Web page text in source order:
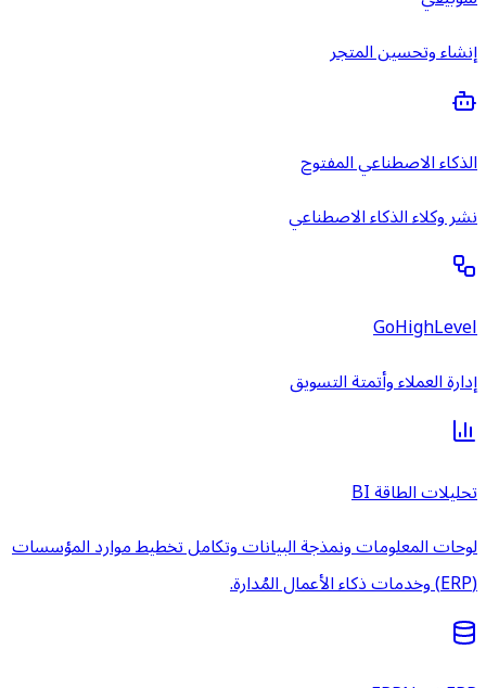
إنشاء وتحسين المتجر
الذكاء الاصطناعي المفتوح
نشر وكلاء الذكاء الاصطناعي
GoHighLevel
إدارة العملاء وأتمتة التسويق
تحليلات الطاقة BI
لوحات المعلومات ونمذجة البيانات وتكامل تخطيط موارد المؤسسات
(ERP) وخدمات ذكاء الأعمال المُدارة.